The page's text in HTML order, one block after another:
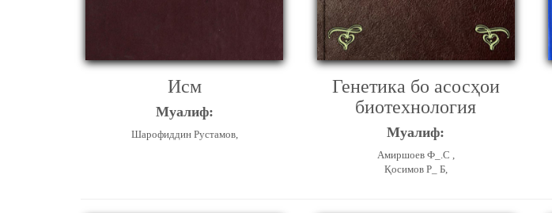
Исм
Муалиф:
Шарофиддин Рустамов,
Генетика бо асосҳои
биотехнология
Муалиф:
Амиршоев Ф_.С ,
Қосимов Р_ Б,